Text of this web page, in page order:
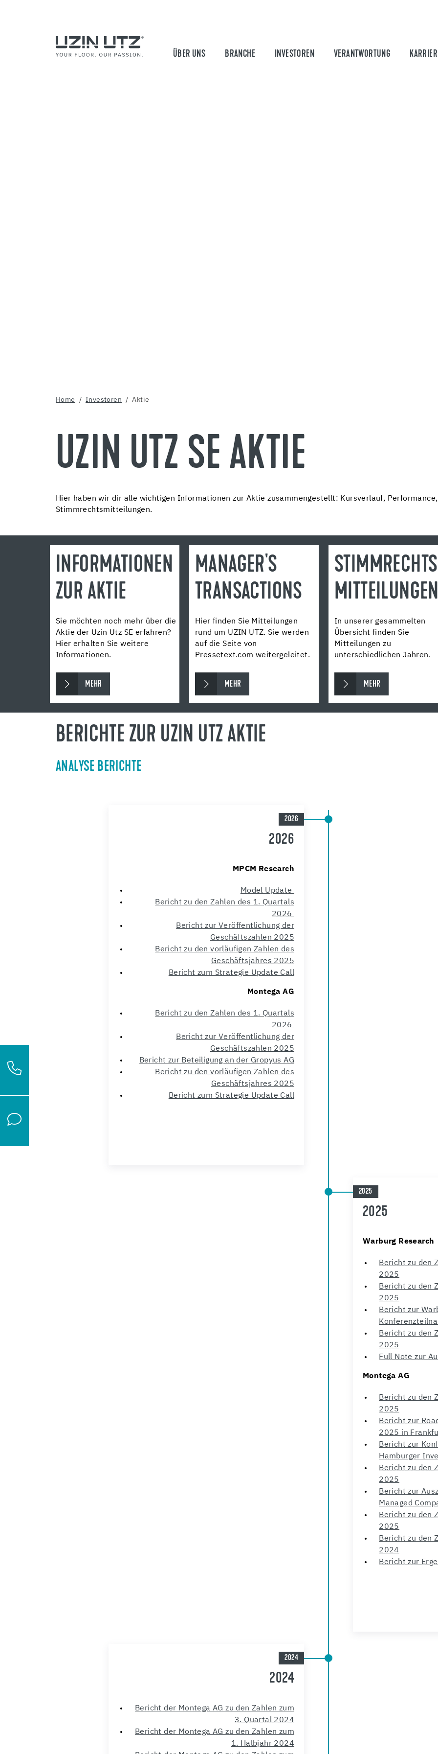
ÜBER UNS BRANCHE INVESTOREN VERANTWORTUNG
Home Investoren Aktie
UZIN UTZ SE AKTIE
Hier haben wir dir alle wichtigen Informationen zur Aktie zusammengestellt: Kursverlauf,
Stimmrechtsmitteilungen.
INFORMATIONEN
ZUR AKTIE
Sie möchten noch mehr über die
Aktie der Uzin Utz SE erfahren?
Hier erhalten Sie weitere
Informationen.
MEHR
MANAGER'S
TRANSACTIONS
Hier finden Sie Mitteilungen
rund um UZIN UTZ. Sie werden
auf die Seite von
Pressetext.com weitergeleitet.
MEHR
In unserer gesammelten
Übersicht finden Sie
Mitteilungen zu
unterschiedlichen Jahren.
MEHR
BERICHTE ZUR UZIN UTZ AKTIE
ANALYSE BERICHTE
2026
2026
MPCM Research
Model Update
Bericht zu den Zahlen des 1. Quartals
2026
Bericht zur Veröffentlichung der
Geschäftszahlen 2025
Bericht zu den vorläufigen Zahlen des
Geschäftsjahres 2025
Bericht zum Strategie Update Call
Montega AG
Bericht zu den Zahlen des 1. Quartals
2026
Bericht zur Veröffentlichung der
Geschäftszahlen 2025
Bericht zur Beteiligung an der Gropyus AG
Bericht zu den vorläufigen Zahlen des
Geschäftsjahres 2025
Bericht zum Strategie Update Call
2025
2025
Warburg Research
Bericht zu den
2025
Bericht zu den
2025
Bericht zur
Bericht zu den
2025
Full Note zur
Montega AG
Bericht zu den
2025
Bericht zur
2025 in
Bericht zur
Hamburger
Bericht zu den
2025
Bericht zur
Managed
Bericht zu den
2025
Bericht zu den
2024
Bericht zur
2024
2024
Bericht der Montega AG zu den Zahlen zum
3. Quartal 2024
Bericht der Montega AG zu den Zahlen zum
1. Halbjahr 2024